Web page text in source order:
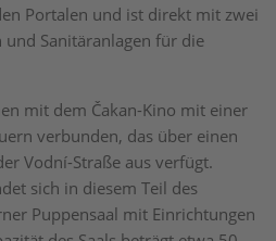
Portalen und ist direkt mit zwei
Sanitäranlagen für die
mit dem Čakan-Kino mit einer
verbunden, das über einen
Vodní-Straße aus verfügt.
sich in diesem Teil des
Puppensaal mit Einrichtungen